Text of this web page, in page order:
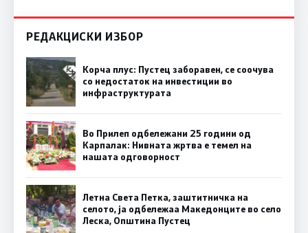
РЕДАКЦИСКИ ИЗБОР
Корча плус: Пустец заборавен, се соочува
со недостаток на инвестиции во
инфраструктурата
Во Прилеп одбележани 25 години од
Карпалак: Нивната жртва е темел на
нашата одговорност
Летна Света Петка, заштитничка на
селото, ја одбележаа Македонците во село
Леска, Општина Пустец